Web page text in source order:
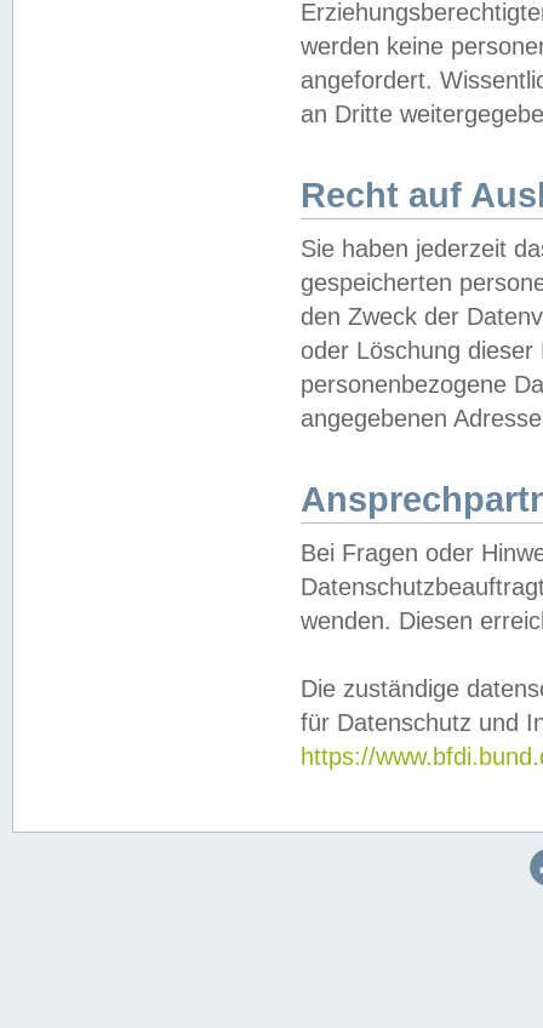
werden keine
angefordert.
an Dritte
Recht auf
Sie haben jederzeit
gespeicherten
den Zweck der
oder Löschung
personenbezogene
angegebenen
Bei Fragen oder
wenden. Diesen
Die zuständige
für Datenschutz und
https://